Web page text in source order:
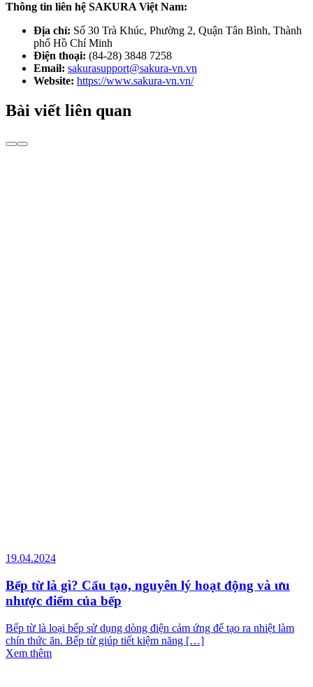
Thông tin liên hệ SAKURA Việt Nam:
Địa chỉ: Số 30 Trà Khúc, Phường 2, Quận Tân Bình, Thành
phố Hồ Chí Minh
Điện thoại: (84-28) 3848 7258
Email: sakurasupport@sakura-vn.vn
Website: https://www.sakura-vn.vn/
Bài viết liên quan
19.04.2024
Bếp từ là gì? Cấu tạo, nguyên lý hoạt động và ưu
nhược điểm của bếp
Bếp từ là loại bếp sử dụng dòng điện cảm ứng để tạo ra nhiệt làm
chín thức ăn. Bếp từ giúp tiết kiệm năng […]
Xem thêm